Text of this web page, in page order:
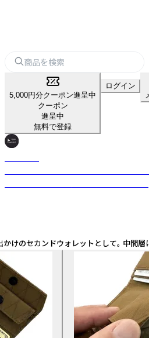
5,000円分クーポン進呈中
クーポン
進呈中
無料で登録
ログイン
ンドウォレットとして。 中